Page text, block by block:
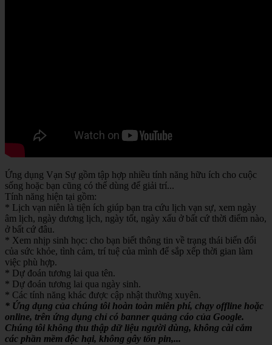
Ứng dụng Vạn Sự gồm tập hợp nhiều tính năng hữu ích cho cuộc
sống hoặc bạn cũng có thể dùng để giải trí...
Tính năng hiện tại gồm:
* Lịch vạn niên là tiện ích giúp bạn tra cứu lịch vạn sự, xem ngày
âm lịch, ngày dương lịch, ngày tốt, ngày xấu ở bất cứ thời điểm nào,
ở bất cứ đâu.
* Xem nhịp sinh học: cho bạn biết thông tin về trạng thái biến đổi
của sức khỏe, tình cảm, trí tuệ của mình để sắp xếp thời gian làm
việc phù hợp.
* Dự đoán tương lai qua tên.
* Dự đoán tương lai qua ngày sinh.
* Các tính năng khác được cập nhật thường xuyên.
* Ứng dụng của chúng tôi hoàn toàn miễn phí, chạy offline hoặc
online, trên ứng dụng chỉ có banner quảng cáo của Google.
Chúng tôi không thu thập dữ liệu người dùng, không cài cắm
các phần mềm độc hại, không gây tốn pin,...